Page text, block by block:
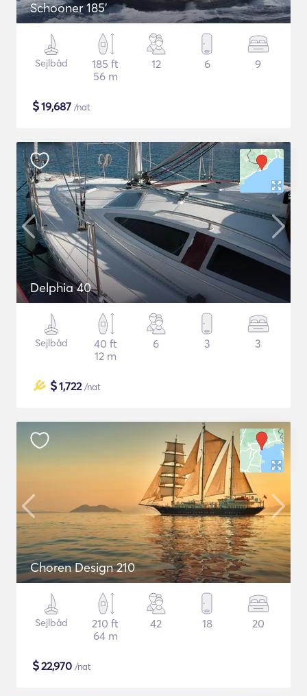
Schooner 185'
Sejlbåd
185 ft
56 m
12 6 9
$19,687 /nat
Delphia 40
Sejlbåd
40 ft
12 m
6 3 3
$1,722/nat
Choren Design 210
Sejlbåd
210 ft
64 m
42 18 20
$22,970 /nat